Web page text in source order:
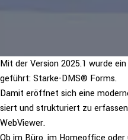
Mit der Version 2025.1 wurde
ge­führt: Starke-DMS® Forms.
Damit eröffnet sich eine
siert und struk­tu­riert zu
WebViewer.